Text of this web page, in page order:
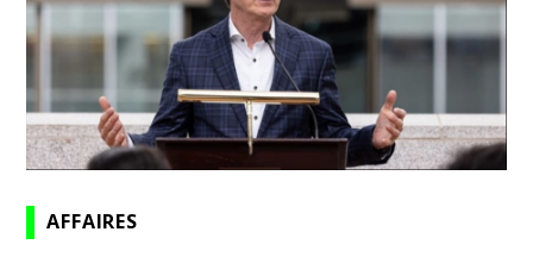
AFFAIRES